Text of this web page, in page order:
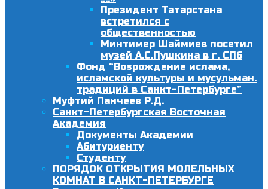
Президент Татарстана
встретился с
общественностью
Минтимер Шаймиев посетил
музей А.С.Пушкина в г. СПб
Фонд “Возрождение ислама,
исламской культуры и мусульман.
традиций в Санкт-Петербурге”
Муфтий Панчеев Р.Д.
Санкт-Петербургская Восточная
Академия
Документы Академии
Абитуриенту
Студенту
ПОРЯДОК ОТКРЫТИЯ МОЛЕЛЬНЫХ
КОМНАТ В САНКТ-ПЕТЕРБУРГЕ